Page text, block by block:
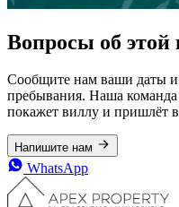
Вопросы об этой
Сообщите нам ваши даты и
пребывания. Наша команда
покажет виллу и пришлёт
Напишите нам
WhatsApp